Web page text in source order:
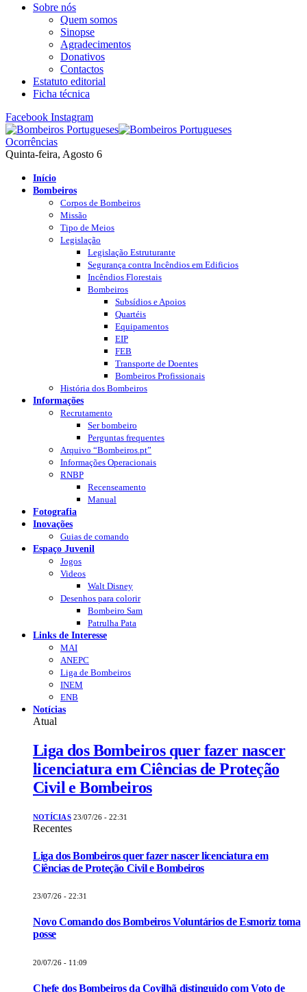
Sobre nós
Quem somos
Sinopse
Agradecimentos
Donativos
Contactos
Estatuto editorial
Ficha técnica
Facebook Instagram
Ocorrências
Quinta-feira, Agosto 6
Início
Bombeiros
Corpos de Bombeiros
Missão
Tipo de Meios
Legislação
Legislação Estruturante
Segurança contra Incêndios em Edificios
Incêndios Florestais
Bombeiros
Subsídios e Apoios
Quartéis
Equipamentos
EIP
FEB
Transporte de Doentes
Bombeiros Profissionais
História dos Bombeiros
Informações
Recrutamento
Ser bombeiro
Perguntas frequentes
Arquivo “Bombeiros.pt”
Informações Operacionais
RNBP
Recenseamento
Manual
Fotografia
Inovações
Guias de comando
Espaço Juvenil
Jogos
Videos
Walt Disney
Desenhos para colorir
Bombeiro Sam
Patrulha Pata
Links de Interesse
MAI
ANEPC
Liga de Bombeiros
INEM
ENB
Notícias
Atual
Liga dos Bombeiros quer fazer nascer
licenciatura em Ciências de Proteção
Civil e Bombeiros
NOTÍCIAS 23/07/26 - 22:31
Recentes
Liga dos Bombeiros quer fazer nascer licenciatura em
Ciências de Proteção Civil e Bombeiros
23/07/26 - 22:31
Novo Comando dos Bombeiros Voluntários de Esmoriz toma
posse
20/07/26 - 11:09
Chefe dos Bombeiros da Covilhã distinguido com Voto de